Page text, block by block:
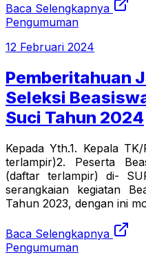
Baca Selengkapnya
Pengumuman
12 Februari 2024
Pemberitahuan
Seleksi
Suci Tahun 2024
Kepada Yth.1. Kepala
terlampir)2. Peserta
(daftar terlampir) di-
serangkaian kegiatan
Tahun 2023, dengan ini
Baca Selengkapnya
Pengumuman